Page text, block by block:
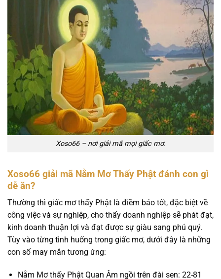
Xoso66 – nơi giải mã mọi giấc mơ.
Xoso66 giải mã Nằm Mơ Thấy Phật đánh con gì
dễ ăn?
Thường thì giấc mơ thấy Phật là điềm báo tốt, đặc biệt về
công việc và sự nghiệp, cho thấy doanh nghiệp sẽ phát đạt,
kinh doanh thuận lợi và đạt được sự giàu sang phú quý.
Tùy vào từng tình huống trong giấc mơ, dưới đây là những
con số may mắn tương ứng:
Nằm Mơ thấy Phật Quan Âm ngồi trên đài sen: 22-81